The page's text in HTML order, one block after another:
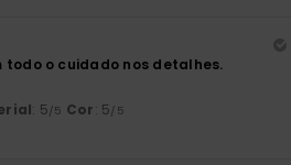
todo o cuidado nos detalhes.
: 5/5 Cor: 5/5